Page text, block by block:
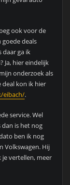
ook voor de
deals
daar ga ik
Ja, hier eindelijk
onderzoek als
deal kon ik hier
eibach/.
service. Wel
dan is het nog
ben ik nog
Volkswagen. Hij
vertellen, meer